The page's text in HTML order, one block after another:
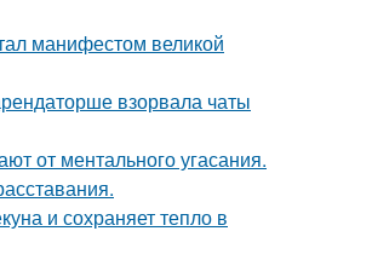
манифестом великой
взорвала чаты
от ментального угасания.
и сохраняет тепло в